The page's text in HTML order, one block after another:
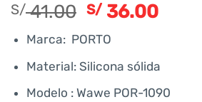
S/41.00 S/36.00
Marca: PORTO
Material: Silicona sólida
Modelo : Wawe POR-1090